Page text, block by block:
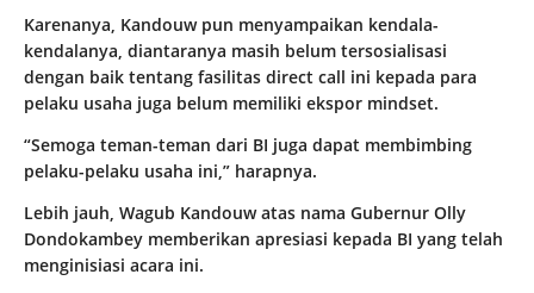
Karenanya, Kandouw pun menyampaikan kendala-
kendalanya, diantaranya masih belum tersosialisasi
dengan baik tentang fasilitas direct call ini kepada para
pelaku usaha juga belum memiliki ekspor mindset.
“Semoga teman-teman dari BI juga dapat membimbing
pelaku-pelaku usaha ini,” harapnya.
Lebih jauh, Wagub Kandouw atas nama Gubernur Olly
Dondokambey memberikan apresiasi kepada BI yang telah
menginisiasi acara ini.